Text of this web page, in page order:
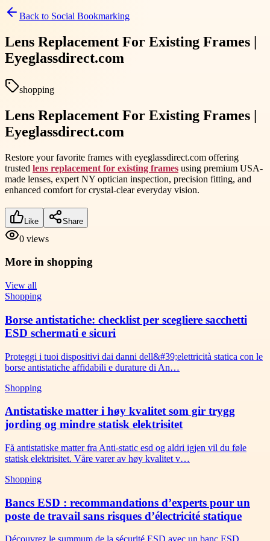
Back to Social Bookmarking
Lens Replacement For Existing Frames |
Eyeglassdirect.com
shopping
Lens Replacement For Existing Frames |
Eyeglassdirect.com
Restore your favorite frames with eyeglassdirect.com offering
trusted lens replacement for existing frames using premium USA-
made lenses, expert NY optician inspection, precision fitting, and
enhanced comfort for crystal-clear everyday vision.
Like Share
0 views
More in shopping
View all
Shopping
Borse antistatiche: checklist per scegliere sacchetti
ESD schermati e sicuri
Proteggi i tuoi dispositivi dai danni dell&#39;elettricità statica con le
borse antistatiche affidabili e durature di An…
Shopping
Antistatiske matter i høy kvalitet som gir trygg
jording og mindre statisk elektrisitet
Få antistatiske matter fra Anti-static esd og aldri igjen vil du føle
statisk elektrisitet. Våre varer av høy kvalitet v…
Shopping
Bancs ESD : recommandations d’experts pour un
poste de travail sans risques d’électricité statique